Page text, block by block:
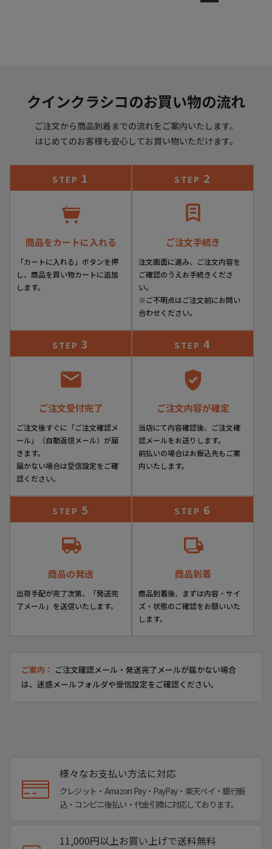
クインクラシコのお買い物の流れ
ご注文から商品到着までの流れをご案内いたします。
はじめてのお客様も安心してお買い物いただけます。
STEP 1
商品をカートに入れる
「カートに入れる」ボタンを押
し、商品を買い物カートに追加
します。
STEP 2
ご注文手続き
注文画面に進み、ご注文内容を
ご確認のうえお手続きくださ
い。
※ご不明点はご注文前にお問い
合わせください。
STEP 3
ご注文受付完了
ご注文後すぐに「ご注文確認メ
ール」（自動返信メール）が届
きます。
届かない場合は受信設定をご確
認ください。
STEP 4
ご注文内容が確定
当店にて内容確認後、ご注文確
認メールをお送りします。
前払いの場合はお振込先もご案
内いたします。
STEP 5
商品の発送
出荷手配が完了次第、「発送完
了メール」を送信いたします。
STEP 6
商品到着
商品到着後、まずは内容・サイ
ズ・状態のご確認をお願いいた
します。
ご案内： ご注文確認メール・発送完了メールが届かない場合
は、迷惑メールフォルダや受信設定をご確認ください。
様々なお支払い方法に対応
クレジット・Amazon Pay・PayPay・楽天ペイ・銀行振
込・コンビニ後払い・代金引換に対応しております。
11,000円以上お買い上げで送料無料